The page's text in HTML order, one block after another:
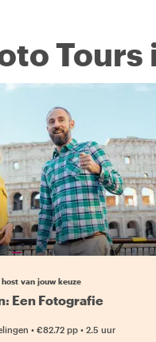
Tours
favoriete local
van jouw keuze
Een Fotografie
• €82.72 pp • 2.5 uur